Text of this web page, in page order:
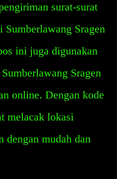
surat-surat
Sumberlawang Sragen
ini juga digunakan
Sragen
online. Dengan kode
melacak lokasi
dengan mudah dan